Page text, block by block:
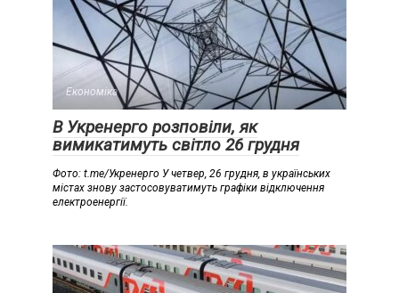
Економіка
В Укренерго розповіли, як
вимикатимуть світло 26 грудня
Фото: t.me/Укренерго У четвер, 26 грудня, в українських
містах знову застосовуватимуть графіки відключення
електроенергії.